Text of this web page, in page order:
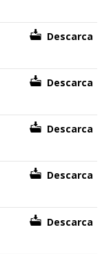
Descarca
Descarca
Descarca
Descarca
Descarca